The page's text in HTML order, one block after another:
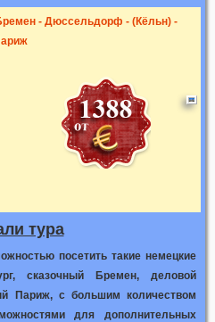
- Дюссельдорф - (Кёльн) -
тура
посетить такие немецкие
сказочный Бремен, деловой
Париж, с большим количеством
для дополнительных